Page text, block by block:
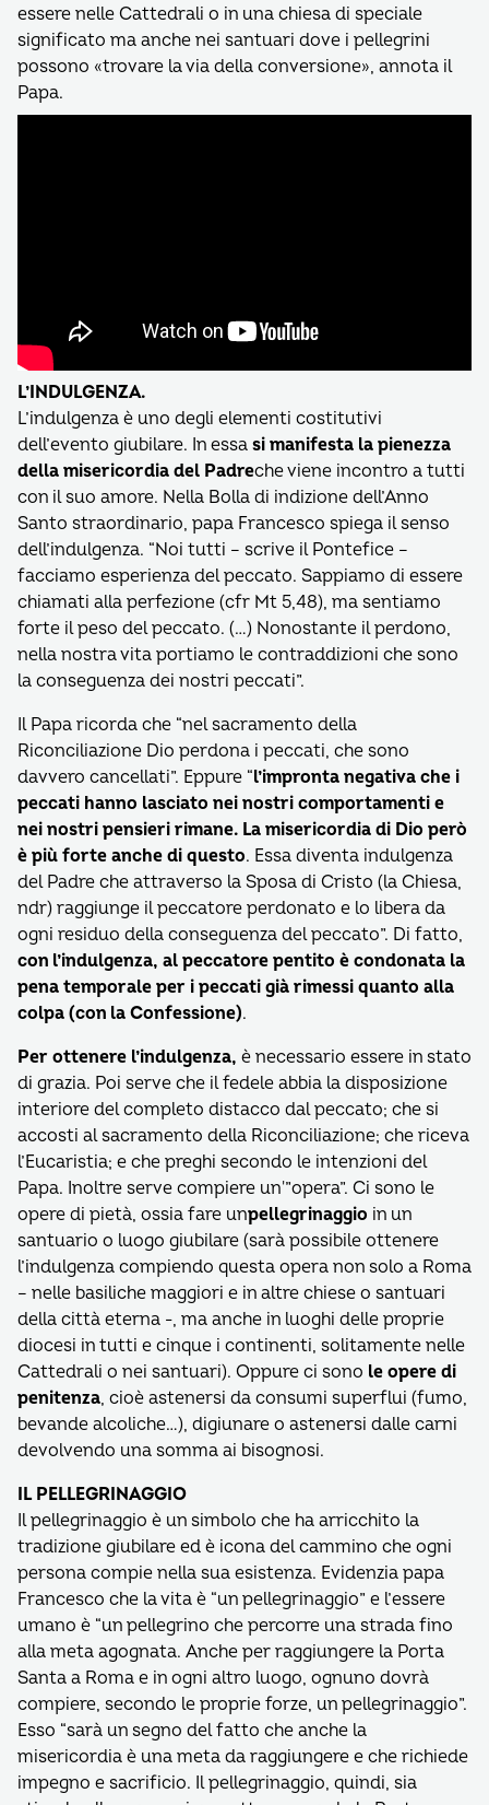
essere nelle Cattedrali o in una chiesa di speciale
significato ma anche nei santuari dove i pellegrini
possono «trovare la via della conversione», annota il
Papa.
L’INDULGENZA.
L’indulgenza è uno degli elementi costitutivi
dell’evento giubilare. In essa si manifesta la pienezza
della misericordia del Padreche viene incontro a tutti
con il suo amore. Nella Bolla di indizione dell’Anno
Santo straordinario, papa Francesco spiega il senso
dell’indulgenza. “Noi tutti – scrive il Pontefice –
facciamo esperienza del peccato. Sappiamo di essere
chiamati alla perfezione (cfr Mt 5,48), ma sentiamo
forte il peso del peccato. (…) Nonostante il perdono,
nella nostra vita portiamo le contraddizioni che sono
la conseguenza dei nostri peccati”.
Il Papa ricorda che “nel sacramento della
Riconciliazione Dio perdona i peccati, che sono
davvero cancellati”. Eppure “l’impronta negativa che i
peccati hanno lasciato nei nostri comportamenti e
nei nostri pensieri rimane. La misericordia di Dio però
è più forte anche di questo. Essa diventa indulgenza
del Padre che attraverso la Sposa di Cristo (la Chiesa,
ndr) raggiunge il peccatore perdonato e lo libera da
ogni residuo della conseguenza del peccato”. Di fatto,
con l’indulgenza, al peccatore pentito è condonata la
pena temporale per i peccati già rimessi quanto alla
colpa (con la Confessione).
Per ottenere l’indulgenza, è necessario essere in stato
di grazia. Poi serve che il fedele abbia la disposizione
interiore del completo distacco dal peccato; che si
accosti al sacramento della Riconciliazione; che riceva
l’Eucaristia; e che preghi secondo le intenzioni del
Papa. Inoltre serve compiere un'”opera”. Ci sono le
opere di pietà, ossia fare unpellegrinaggio in un
santuario o luogo giubilare (sarà possibile ottenere
l’indulgenza compiendo questa opera non solo a Roma
– nelle basiliche maggiori e in altre chiese o santuari
della città eterna -, ma anche in luoghi delle proprie
diocesi in tutti e cinque i continenti, solitamente nelle
Cattedrali o nei santuari). Oppure ci sono le opere di
penitenza, cioè astenersi da consumi superflui (fumo,
bevande alcoliche…), digiunare o astenersi dalle carni
devolvendo una somma ai bisognosi.
IL PELLEGRINAGGIO
Il pellegrinaggio è un simbolo che ha arricchito la
tradizione giubilare ed è icona del cammino che ogni
persona compie nella sua esistenza. Evidenzia papa
Francesco che la vita è “un pellegrinaggio” e l’essere
umano è “un pellegrino che percorre una strada fino
alla meta agognata. Anche per raggiungere la Porta
Santa a Roma e in ogni altro luogo, ognuno dovrà
compiere, secondo le proprie forze, un pellegrinaggio”.
Esso “sarà un segno del fatto che anche la
misericordia è una meta da raggiungere e che richiede
impegno e sacrificio. Il pellegrinaggio, quindi, sia